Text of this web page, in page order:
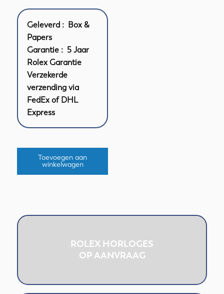
ROLEX HORLOGES
OP AANVRAAG
Geleverd : Box &
Papers
Garantie : 5 Jaar
Rolex Garantie
Verzekerde
verzending via
FedEx of DHL
Express
Toevoegen aan
winkelwagen